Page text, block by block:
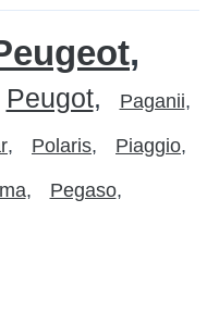
Peugot Paganii
Polaris Piaggio
Pegaso